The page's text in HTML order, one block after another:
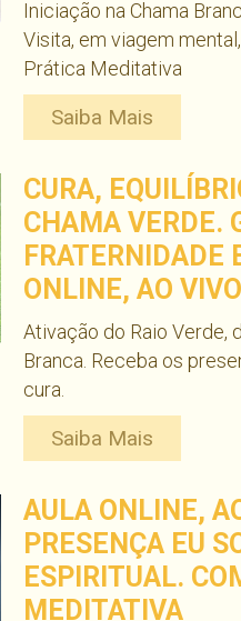
Iniciação na Chama
Visita, em viagem
Prática Meditativa
Saiba Mais
CURA,
CHAMA VERDE.
FRATERNIDADE
ONLINE, AO VIVO
Ativação do Raio Verde,
Branca. Receba os
cura.
Saiba Mais
AULA ONLINE,
PRESENÇA EU
ESPIRITUAL.
MEDITATIVA